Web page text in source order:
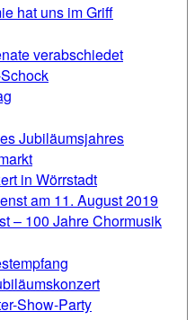
hat uns im Griff
verabschiedet
Jubiläumsjahres
in Wörrstadt
am 11. August 2019
– 100 Jahre Chormusik
Show-Party